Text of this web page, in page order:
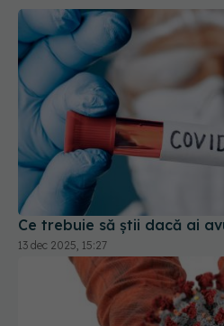
Ce trebuie să știi dacă ai
13 dec 2025, 15:27